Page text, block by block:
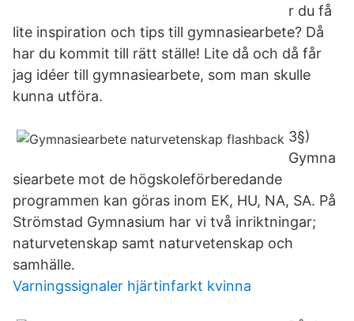
r du få
lite inspiration och tips till gymnasiearbete? Då
har du kommit till rätt ställe! Lite då och då får
jag idéer till gymnasiearbete, som man skulle
kunna utföra.
3§)
Gymna
siearbete mot de högskoleförberedande
programmen kan göras inom EK, HU, NA, SA. På
Strömstad Gymnasium har vi två inriktningar;
naturvetenskap samt naturvetenskap och
samhälle.
Varningssignaler hjärtinfarkt kvinna